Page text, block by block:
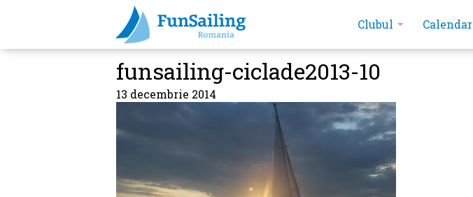
Clubul Calendar
funsailing-ciclade2013-10
13 decembrie 2014